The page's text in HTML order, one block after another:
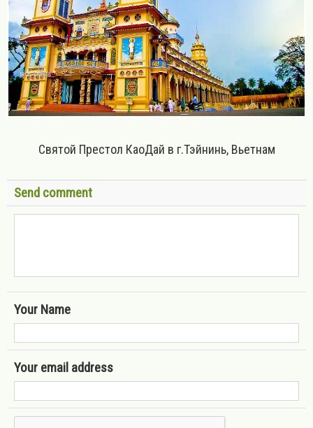
Святой Престол КаоДай в г.Тэйнинь, Вьетнам
Send comment
Your Name
Your email address